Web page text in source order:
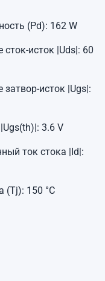
(Pd): 162 W
исток |Uds|: 60
исток |Ugs|:
3.6 V
ток стока |Id|:
(Tj): 150 °C